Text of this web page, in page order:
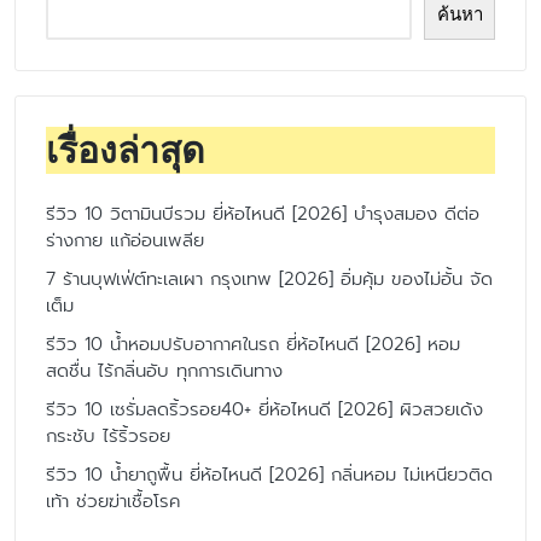
ค้นหา
เรื่องล่าสุด
รีวิว 10 วิตามินบีรวม ยี่ห้อไหนดี [2026] บำรุงสมอง ดีต่อ
ร่างกาย แก้อ่อนเพลีย
7 ร้านบุฟเฟ่ต์ทะเลเผา กรุงเทพ [2026] อิ่มคุ้ม ของไม่อั้น จัด
เต็ม
รีวิว 10 น้ำหอมปรับอากาศในรถ ยี่ห้อไหนดี [2026] หอม
สดชื่น ไร้กลิ่นอับ ทุกการเดินทาง
รีวิว 10 เซรั่มลดริ้วรอย40+ ยี่ห้อไหนดี [2026] ผิวสวยเด้ง
กระชับ ไร้ริ้วรอย
รีวิว 10 น้ำยาถูพื้น ยี่ห้อไหนดี [2026] กลิ่นหอม ไม่เหนียวติด
เท้า ช่วยฆ่าเชื้อโรค